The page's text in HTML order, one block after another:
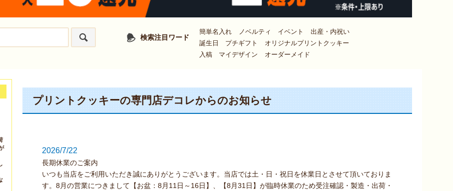
検索注目ワード
簡単名入れ ノベルティ イベント
出産・内祝い
誕生日 プチギフト
オリジナルプリントクッキー
入稿 マイデザイン
オーダーメイド
プリントクッキーの専門店デコレからのお知らせ
2026/7/22
長期休業のご案内
いつも当店をご利用いただき誠にありがとうございます。当店では土・日・祝日を休業日とさせて頂いておりま
す。8月の営業につきまして【お盆：8月11日～16日】、【8月31日】が臨時休業のため受注確認・製造・出荷・